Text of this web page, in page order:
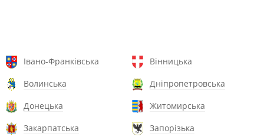
Івано-Франківська
Вінницька
Волинська
Дніпропетровська
Донецька
Житомирська
Закарпатська
Запорізька